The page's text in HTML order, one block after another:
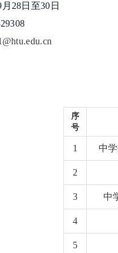
28日至30日
序
号
1 中
2
3 中
4
5